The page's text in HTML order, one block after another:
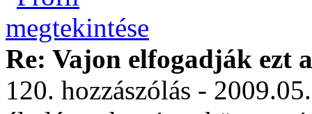
Re: Vajon elfogadják ezt
120. hozzászólás -